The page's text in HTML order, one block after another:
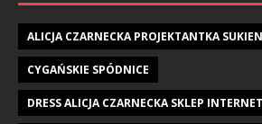
ALICJA CZARNECKA PROJEKTANTKA
CYGAŃSKIE SPÓDNICE
DRESS ALICJA CZARNECKA SKLEP